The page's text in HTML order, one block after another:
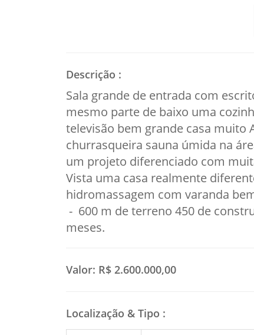
Descrição :
Sala grande de entrada com
mesmo parte de baixo uma
televisão bem grande casa muito
churrasqueira sauna úmida na
um projeto diferenciado com
Vista uma casa realmente
hidromassagem com varanda
- 600 m de terreno 450 de
meses.
Valor: R$ 2.600.000,00
Localização & Tipo :